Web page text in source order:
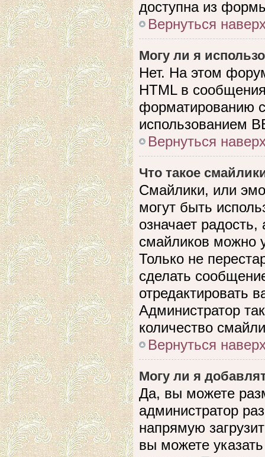
доступна из
Вернуться
Могу ли я
Нет. На этом
HTML в
форматированию
использованием
Вернуться
Что такое
Смайлики, или
могут быть
означает
смайликов можно
Только не
сделать
отредактировать
Администратор
количество
Вернуться
Могу ли я
Да, вы можете
администратор
напрямую
вы можете